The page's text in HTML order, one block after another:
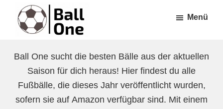
Inhalt
springen
Fußzeile
springen
One
Fußball!
Menü
Ball One sucht die besten Bälle aus der aktuellen
Saison für dich heraus! Hier findest du alle
Fußbälle, die dieses Jahr veröffentlicht wurden,
sofern sie auf Amazon verfügbar sind. Mit einem